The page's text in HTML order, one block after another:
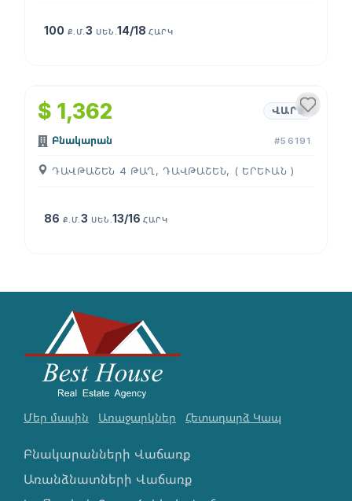
100 Ք.Մ.3 ՍԵՆ.14/18ՀԱՐԿ
$ 1,362 ՎԱՐՁ
Բնակարան #56191
ԴԱՎԹԱՇԵՆ 4 ԹԱՂ, ԴԱՎԹԱՇԵՆ, ( ԵՐԵՒԱՆ )
86 Ք.Մ.3 ՍԵՆ.13/16ՀԱՐԿ
Մեր մասին Առաջարկներ Հետադարձ Կապ
Բնակարանների Վաճառք
Առանձնատների Վաճառք